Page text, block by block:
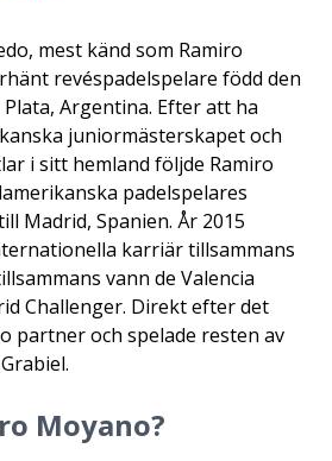
mest känd som Ramiro
revéspadelspelare född den
Argentina. Efter att ha
juniormästerskapet och
i sitt hemland följde Ramiro
padelspelares
Madrid, Spanien. År 2015
karriär tillsammans
vann de Valencia
Challenger. Direkt efter det
partner och spelade resten av
Moyano?